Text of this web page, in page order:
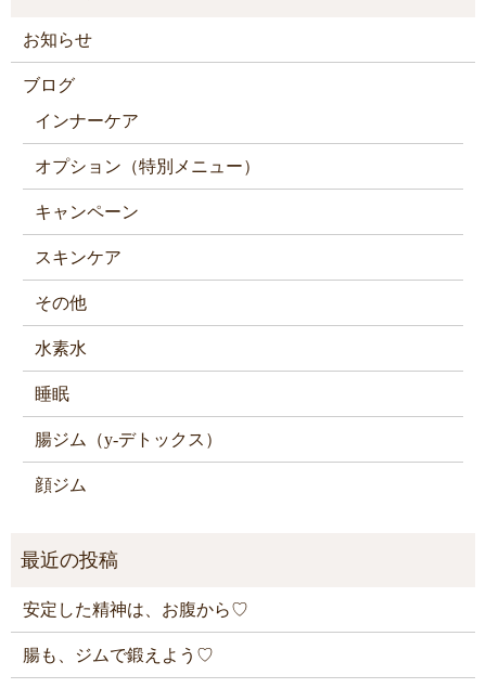
お知らせ
ブログ
インナーケア
オプション（特別メニュー）
キャンペーン
スキンケア
その他
水素水
睡眠
腸ジム（y-デトックス）
顔ジム
安定した精神は、お腹から♡
腸も、ジムで鍛えよう♡